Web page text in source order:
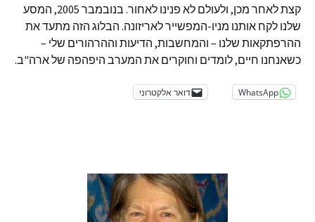
קצת לאחר מכן, ולעולם לא פנינו לאחור. בנובמבר 2005, המסע
שלנו לקח אותנו מניו-המפשייר לאריזונה. הבלוג הזה מתעד את
ההרפתקאות שלנו – והמחשבות, הדיעות וההרהורים שלי –
כשאנחנו חיים, לומדים וחוקרים את המערב היפהפה של ארה"ב.
WhatsApp דואר אלקטרוני